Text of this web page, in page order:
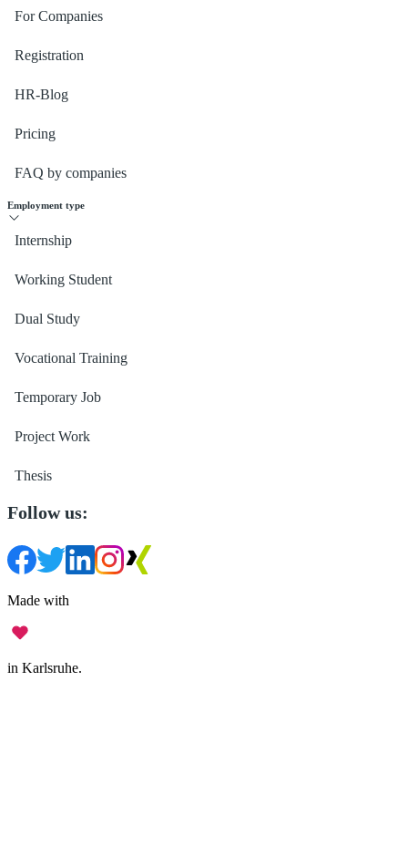
For Companies
Registration
HR-Blog
Pricing
FAQ by companies
Employment type
Internship
Working Student
Dual Study
Vocational Training
Temporary Job
Project Work
Thesis
Follow us:
Made with
in Karlsruhe.